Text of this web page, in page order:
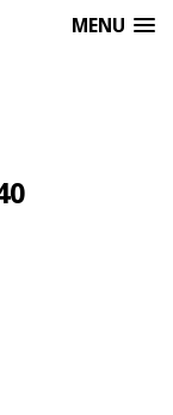
MENU